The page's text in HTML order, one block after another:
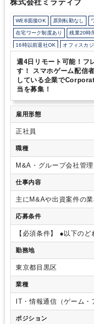
株式会社ミラティブ
WEB面接OK 原則転勤なし
在宅ワーク制度あり 残業20時
16時以前退社OK オフィスカ
年間休日120日
週4日リモート可能！フ
す！ スマホゲーム配信
している企業で
当を募集！
雇用形態
正社員
職種
M&A・グループ会社管理
仕事内容
主にM&Aや出資案件の
た、Corporate
い距離感で業務をおこな
資だけでなく、予実、
経験できることは大き
ていただきながら事業の
外出資提携案件の検討・
渉、契約実務含め出資の
業務▼ソーシングから
望あればPMIまでお任せ
どの業務を想定 ※いずれ
ながら企画や推進を行っ
応募条件
【必須条件】
●以下のど
▼証券会社▼戦略コン
ンド▼FAS
【歓迎条件】
ネスパートナーと信頼関
●組織の様々な変化を楽
ずに課題を解決する志向
勤務地
東京都目黒区
業種
IT・情報通信（ゲーム・
ポジション